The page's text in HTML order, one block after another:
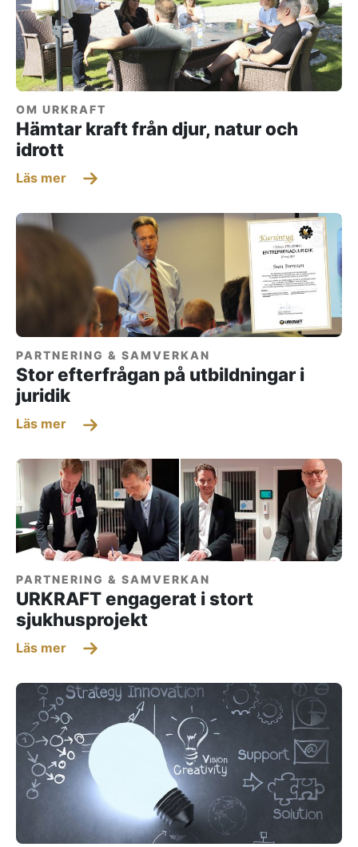
OM URKRAFT
Hämtar kraft från djur, natur och
idrott
Läs mer
PARTNERING & SAMVERKAN
Stor efterfrågan på utbildningar i
juridik
Läs mer
PARTNERING & SAMVERKAN
URKRAFT engagerat i stort
sjukhusprojekt
Läs mer